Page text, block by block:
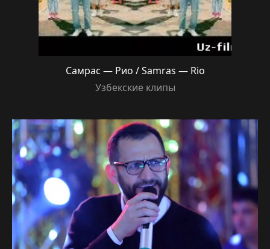
Самрас — Рио / Samras — Rio
Узбекские клипы